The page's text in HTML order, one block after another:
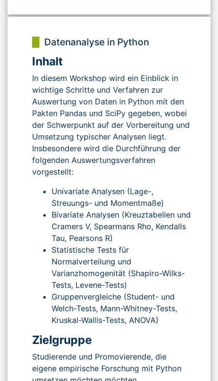
Datenanalyse in Python
Inhalt
In diesem Workshop wird ein Einblick in
wichtige Schritte und Verfahren zur
Auswertung von Daten in Python mit den
Pakten Pandas und SciPy gegeben, wobei
der Schwerpunkt auf der Vorbereitung und
Umsetzung typischer Analysen liegt.
Insbesondere wird die Durchführung der
folgenden Auswertungsverfahren
vorgestellt:
Univariate Analysen (Lage-,
Streuungs- und Momentmaße)
Bivariate Analysen (Kreuztabellen und
Cramers V, Spearmans Rho, Kendalls
Tau, Pearsons R)
Statistische Tests für
Normalverteilung und
Varianzhomogenität (Shapiro-Wilks-
Tests, Levene-Tests)
Gruppenvergleiche (Student- und
Welch-Tests, Mann-Whitney-Tests,
Kruskal-Wallis-Tests, ANOVA)
Zielgruppe
Studierende und Promovierende, die
eigene empirische Forschung mit Python